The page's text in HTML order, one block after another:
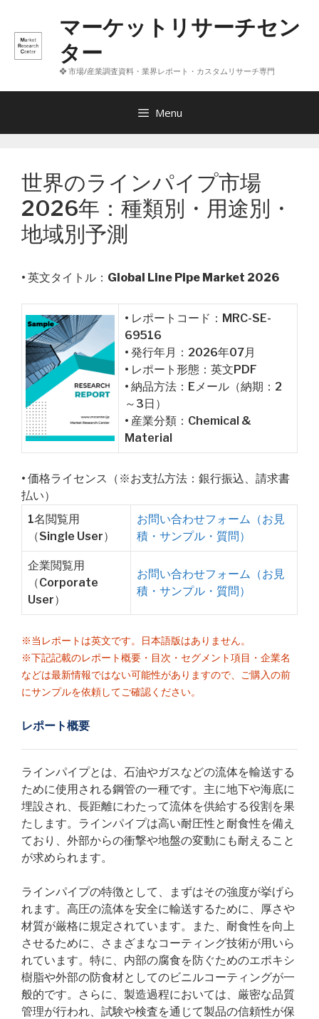
へ
マーケットリサーチセン
ター
❖ 市場/産業調査資料・業界レポート・カスタムリサーチ専門
Menu
世界のラインパイプ市場
2026年：種類別・用途別・
地域別予測
• 英文タイトル： Global Line Pipe Market 2026
• レポートコード：MRC-SE-
69516
• 発行年月：2026年07月
• レポート形態：英文PDF
• 納品方法：Eメール（納期：2
～3日）
• 産業分類：Chemical &
Material
• 価格ライセンス（※お支払方法：銀行振込、請求書
払い）
1名閲覧用
（Single User）
お問い合わせフォーム（お見
積・サンプル・質問）
企業閲覧用
（Corporate
User）
お問い合わせフォーム（お見
積・サンプル・質問）
※当レポートは英文です。日本語版はありません。
※下記記載のレポート概要・目次・セグメント項目・企業名
などは最新情報ではない可能性がありますので、ご購入の前
にサンプルを依頼してご確認ください。
レポート概要
ラインパイプとは、石油やガスなどの流体を輸送する
ために使用される鋼管の一種です。主に地下や海底に
埋設され、長距離にわたって流体を供給する役割を果
たします。ラインパイプは高い耐圧性と耐食性を備え
ており、外部からの衝撃や地盤の変動にも耐えること
が求められます。
ラインパイプの特徴として、まずはその強度が挙げら
れます。高圧の流体を安全に輸送するために、厚さや
材質が厳格に規定されています。また、耐食性を向上
させるために、さまざまなコーティング技術が用いら
れています。特に、内部の腐食を防ぐためのエポキシ
樹脂や外部の防食材としてのビニルコーティングが一
般的です。さらに、製造過程においては、厳密な品質
管理が行われ、試験や検査を通じて製品の信頼性が保